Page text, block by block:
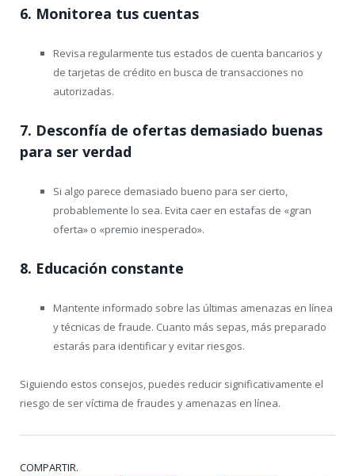
6. Monitorea tus cuentas
Revisa regularmente tus estados de cuenta bancarios y
de tarjetas de crédito en busca de transacciones no
autorizadas.
7. Desconfía de ofertas demasiado buenas
para ser verdad
Si algo parece demasiado bueno para ser cierto,
probablemente lo sea. Evita caer en estafas de «gran
oferta» o «premio inesperado».
8. Educación constante
Mantente informado sobre las últimas amenazas en línea
y técnicas de fraude. Cuanto más sepas, más preparado
estarás para identificar y evitar riesgos.
Siguiendo estos consejos, puedes reducir significativamente el
riesgo de ser víctima de fraudes y amenazas en línea.
COMPARTIR.